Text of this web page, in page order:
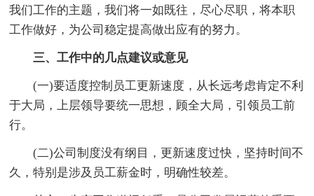
我们工作的主题，我们将一如既往，尽心尽职，将本职
工作做好，为公司稳定提高做出应有的努力。
三、工作中的几点建议或意见
(一)要适度控制员工更新速度，从长远考虑肯定不利
于大局，上层领导要统一思想，顾全大局，引领员工前
行。
(二)公司制度没有纲目，更新速度过快，坚持时间不
久，特别是涉及员工薪金时，明确性较差。